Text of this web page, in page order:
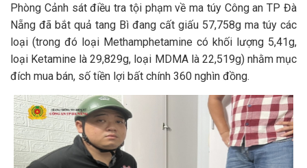
Phòng Cảnh sát điều tra tội phạm về ma túy Công an TP Đà
Nẵng đã bắt quả tang Bì đang cất giấu 57,758g ma túy các
loại (trong đó loại Methamphetamine có khối lượng 5,41g,
loại Ketamine là 29,829g, loại MDMA là 22,519g) nhằm mục
đích mua bán, số tiền lợi bất chính 360 nghìn đồng.